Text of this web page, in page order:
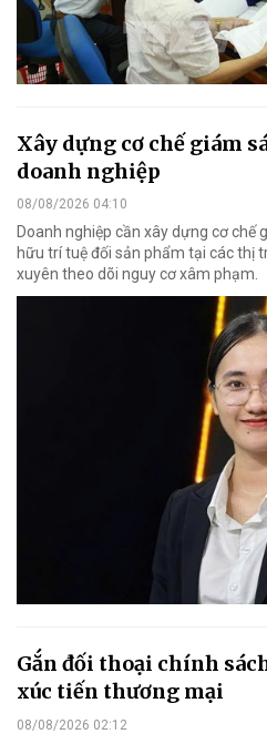
Xây dựng cơ chế giám
doanh nghiệp
08/08/2026 04:10
Doanh nghiệp cần xây dựng cơ chế
hữu trí tuệ đối sản phẩm tại các thị
xuyên theo dõi nguy cơ xâm phạm.
Gắn đối thoại chính
xúc tiến thương mại
08/08/2026 02:12